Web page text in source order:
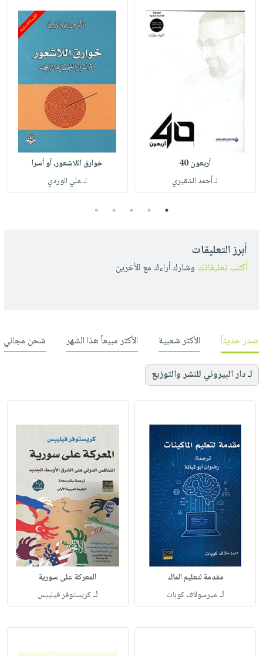
أربعون 40
لـ أحمد الشقيري
خوارق اللاشعور، أو أسرا
لـ علي الوردي
1
2
3
4
5
أبرز التعليقات
أكتب تعليقاتك وشارك أراءك مع الأخرين
صدر حديثاً الأكثر شعبية الأكثر مبيعاً هذا الشهر شحن مجاني
لـ دار البيروني للنشر والتوزيع
مقدمة لتعليم الماك
لـ ميرسولاف كوبات
المعركة على سورية
لـكريستوفر فيليبس